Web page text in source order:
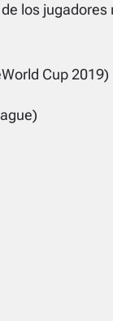
los
Cup 2019)